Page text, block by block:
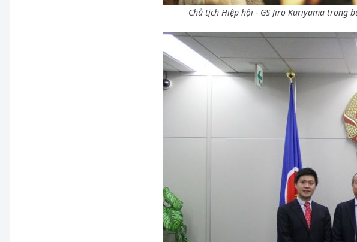
Chủ tịch Hiệp hội - GS Jiro Kuriyama trong